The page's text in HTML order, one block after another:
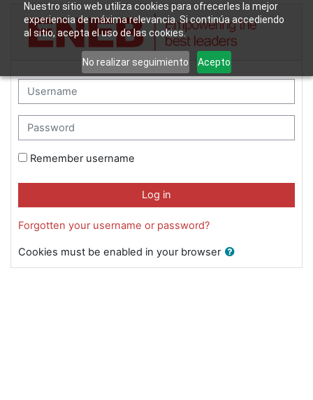
Nuestro sitio web utiliza cookies para ofrecerles la mejor
experiencia de máxima relevancia. Si continúa accediendo
al sitio, acepta el uso de las cookies.
No realizar seguimiento Acepto
Skip to main content
Campus ENEB.com: Log in
Username
Password
Remember username
Log in
Forgotten your username or password?
Cookies must be enabled in your browser